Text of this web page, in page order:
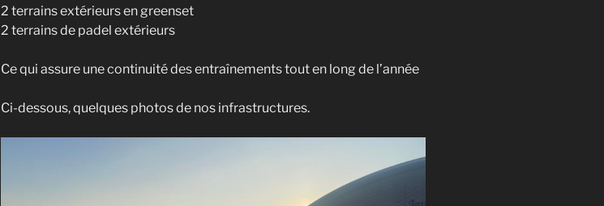
2 terrains extérieurs en greenset
2 terrains de padel extérieurs
Ce qui assure une continuité des entraînements tout en long de l’année
Ci-dessous, quelques photos de nos infrastructures.